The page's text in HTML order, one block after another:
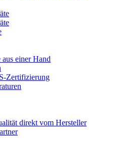
aus einer Hand
Zertifizierung
direkt vom Hersteller